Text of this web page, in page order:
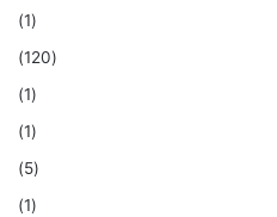
(1)
(120)
(1)
(1)
(5)
(1)